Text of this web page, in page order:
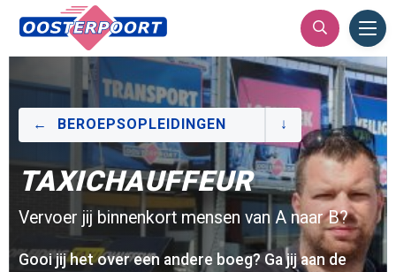
BEROEPSOPLEIDINGEN
TAXICHAUFFEUR
Vervoer jij binnenkort mensen van A naar B?
Gooi jij het over een andere boeg? Ga jij aan de